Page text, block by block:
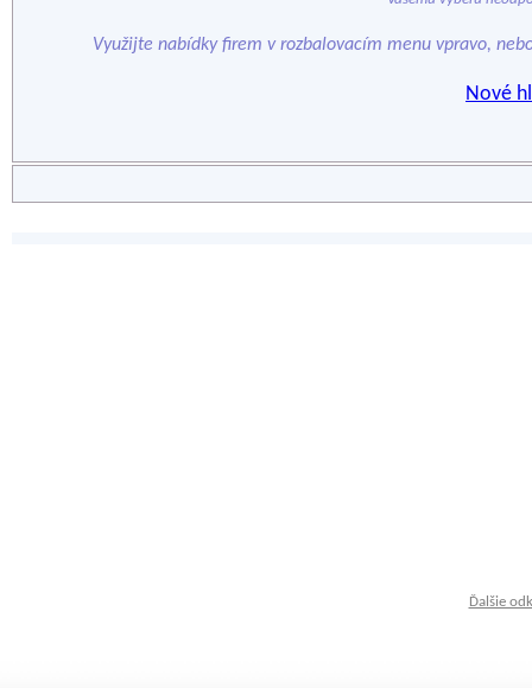
Využijte nabídky firem v rozbalovacím menu vpravo,
Nové
Ďalšie